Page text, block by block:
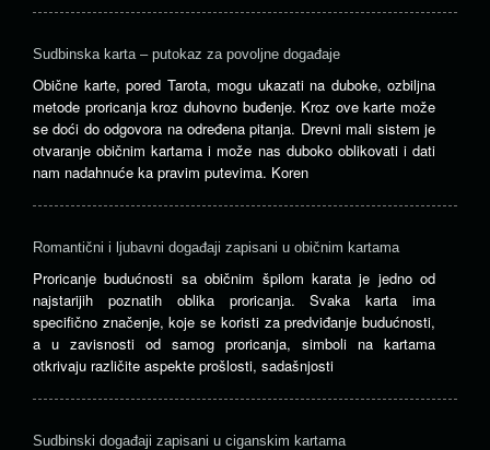
Sudbinska karta – putokaz za povoljne događaje
Obične karte, pored Tarota, mogu ukazati na duboke, ozbiljna
metode proricanja kroz duhovno buđenje. Kroz ove karte može
se doći do odgovora na određena pitanja. Drevni mali sistem je
otvaranje običnim kartama i može nas duboko oblikovati i dati
nam nadahnuće ka pravim putevima. Koren
Romantični i ljubavni događaji zapisani u običnim kartama
Proricanje budućnosti sa običnim špilom karata je jedno od
najstarijih poznatih oblika proricanja. Svaka karta ima
specifično značenje, koje se koristi za predviđanje budućnosti,
a u zavisnosti od samog proricanja, simboli na kartama
otkrivaju različite aspekte prošlosti, sadašnjosti
Sudbinski događaji zapisani u ciganskim kartama